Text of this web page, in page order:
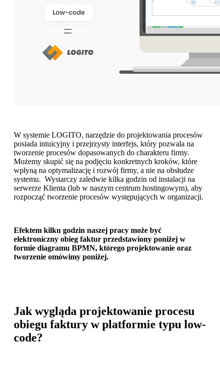
W systemie LOGITO, narzędzie do projektowania procesów
posiada intuicyjny i przejrzysty interfejs, który pozwala na
tworzenie procesów dopasowanych do charakteru firmy.
Możemy skupić się na podjęciu konkretnych kroków, które
wpłyną na optymalizację i rozwój firmy, a nie na obsłudze
systemu. Wystarczy zaledwie kilka godzin od instalacji na
serwerze Klienta (lub w naszym centrum hostingowym), aby
rozpocząć tworzenie procesów występujących w organizacji.
Efektem kilku godzin naszej pracy może być
elektroniczny obieg faktur przedstawiony poniżej w
formie diagramu BPMN, którego projektowanie oraz
tworzenie omówimy poniżej.
Jak wygląda projektowanie procesu
obiegu faktury w platformie typu low-
code?